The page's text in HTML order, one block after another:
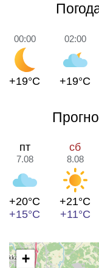
00:00
+19°C
02:00
+19°C
пт
7.08
+20°C
+15°C
сб
8.08
+21°C
+11°C
+